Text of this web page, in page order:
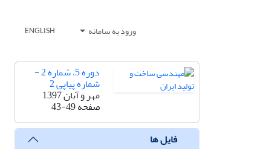
ورود به سامانه ENGLISH
دوره 5، شماره 2 -
شماره پیاپی 2
مهر و آبان 1397
صفحه43-49
فایل ها